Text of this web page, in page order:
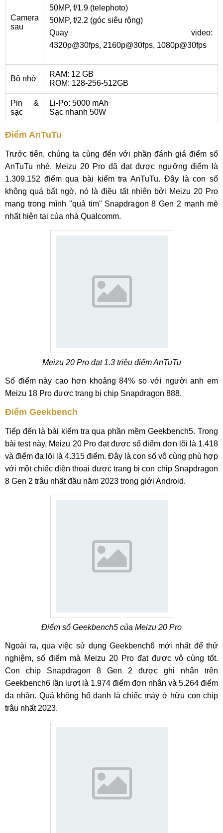
Camera
sau
50MP, f/1.9 (telephoto)
50MP, f/2.2 (góc siêu rộng)
Quay video:
4320p@30fps, 2160p@30fps, 1080p@30fps
Bộ nhớ
RAM: 12 GB
ROM: 128-256-512GB
Pin &
sạc
Li-Po: 5000 mAh
Sạc nhanh 50W
Điểm AnTuTu
Trước tiên, chúng ta cùng đến với phần đánh giá điểm số
AnTuTu nhé. Meizu 20 Pro đã đạt được ngưỡng điểm là
1.309.152 điểm qua bài kiểm tra AnTuTu. Đây là con số
không quá bất ngờ, nó là điều tất nhiên bởi Meizu 20 Pro
mang trong mình "quả tim" Snapdragon 8 Gen 2 mạnh mẽ
nhất hiện tại của nhà Qualcomm.
Meizu 20 Pro đạt 1.3 triệu điểm AnTuTu
Số điểm này cao hơn khoảng 84% so với người anh em
Meizu 18 Pro được trang bị chip Snapdragon 888.
Điểm Geekbench
Tiếp đến là bài kiểm tra qua phần mềm Geekbench5. Trong
bài test này, Meizu 20 Pro đạt được số điểm đơn lõi là 1.418
và điểm đa lõi là 4.315 điểm. Đây là con số vô cùng phù hợp
với một chiếc điện thoại được trang bị con chip Snapdragon
8 Gen 2 trâu nhất đầu năm 2023 trong giới Android.
Điểm số Geekbench5 của Meizu 20 Pro
Ngoài ra, qua việc sử dụng Geekbench6 mới nhất để thử
nghiệm, số điểm mà Meizu 20 Pro đạt được vô cùng tốt.
Con chip Snapdragon 8 Gen 2 được ghi nhận trên
Geekbench6 lần lượt là 1.974 điểm đơn nhân và 5.264 điểm
đa nhân. Quả không hổ danh là chiếc máy ở hữu con chip
trâu nhất 2023.